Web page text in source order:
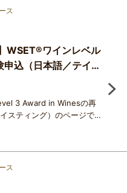
たために、資格取得ができ
ユニットのみ再受験するこ
度は、筆記のショートエッ
式の問題で
ス
​WSET®ワインレベル
込（日本語／テイス
3 Award in Winesの再
スティング）のページで
択式筆記、ショートエッセ
に合否判定がなされます。
合格であったために、資格
場合、そのユニットのみ再
ます。難易度は、筆記のシ
ス